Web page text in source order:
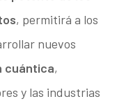
, permitirá a los
nuevos
cuántica,
y las industrias